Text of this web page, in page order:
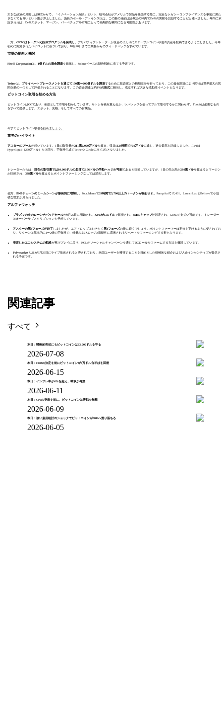
大きな政策の見出しはSECからで、「イノベーション免除」という、暗号会社がアメリカで製品を発売する際に、完全なレガシーコンプライアンスを事前に満た
さなくても良いという案が浮上しました。議長のポール・アトキンス氏は、この案の目的は証券法の枠内でDeFiの実験を奨励することだと述べました。年内に承
認されれば、DeFiスポット、マージン、パーペチュアル市場にとって画期的な瞬間になる可能性があります。
一方、 CFTCはトークン化担保プログラムを発表し、デリバティブトレーダーが現金の代わりにステーブルコインや他の資産を投稿できるようにしました。今年
初めに実施されたパイロットに基づいており、10月20日までに業界からのフィードバックを求めています。
市場の動向と機関
Fitell Corporationは、 1億ドルの資金調達を確保し、Solanaベースの財務戦略に充てる予定です。
Tetherは、 プライベートプレースメントを通じて150億〜200億ドルを調達するために投資家との初期交渉を行っており、この資金調達により同社は世界最大の民
間企業の一つとして評価されることになります。この資金調達は約3%の株式に相当し、成立すれば大きな流動性イベントとなります。
ビットコイン取引を始める方法
ビットコインはOGであり、依然として市場を動かしています。サトシを積み重ねるか、レバレッジを使ってフルで取引するかに関わらず、Toobitは必要なもの
をすべて提供します。スポット、先物、そしてすべての付属品。
今すぐビットコイン取引を始めましょう。
業界のハイライト
アスターのブームが続いています。1日の取引量が211億2,000万ドルを超え、収益は24時間で704万ドルに達し、過去最高を記録しました。これは
Hyperliquid（279万ドル）を上回り、手数料生成でTetherとCircleに次ぐ2位となりました。
トレーダーたちは、 現在の取引量では10,000ドルの名目で2.56ドルの手動ヘッジが可能であると指摘していますが、1日の売上高が284億ドルを超えるとマージン
が圧縮され、 388億ドルを超えるとポイントファーミングなしでは消失します。
他方、 BNBチェーンのミームシーンが爆発的に増加し、Four.Memeで24時間で5,700以上のトークンが発行され、Pump.funで17,401、LaunchLabとBelieveで小規
模な増加が見られました。
アルファウォッチ
プラズマの次のローンチパッドセールが9月25日に開始され、 XPLが0.35ドルで販売され、 3Mのキャップが設定され、GUSDで支払い可能です。トレーダー
はオーバーサブスクリプションを予想しています。
アスターの第3フェーズが終了しましたが、エアドロップはおそらく 第4フェーズの後に続くでしょう。ポイントファーマーは期待を下げるように促されてお
り、リターンは基本的に1〜2倍の手数料で、軽量およびエッジX流動性に還元されるリベートをファーミングする形となります。
安定したエコシステムの戦略が再びプレイに戻り、KOLがソーシャルキャンペーンを通じてDCロールをファームする方法を概説しています。
Polymarket U.S. が9月25日にライブ放送されると噂されており、米国ユーザーを獲得することを目的とした積極的な紹介および入金インセンティブが提供さ
れる予定です。
関連記事
すべて
本日：戦略的売却にもビットコインは63,000ドルを守る
2026-07-08
本日：FRBの決定を前にビットコインが6万ドル台半ばを回復
2026-06-15
本日：インフレ率が4%を超え、戦争が再燃
2026-06-11
本日：CPIの発表を前に、ビットコインは停戦を無視
2026-06-09
本日：強い雇用統計のショックでビットコインが60Kへ滑り落ちる
2026-06-05